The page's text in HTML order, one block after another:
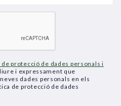
protecció de dades personals i
i expressament que
dades personals en els
de protecció de dades